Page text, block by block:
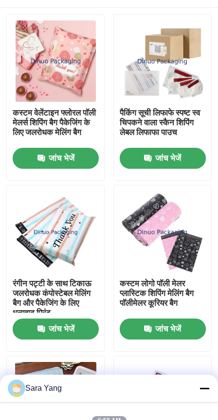
घर
उत्पादों
हमारे बारे में
कारखाना दौरा
गुणवत्ता नियंत्रण
हमसे संपर्क करें
मामले
कस्टम वेलेंटाइन फ्लोरल पॉली
मेलर्स शिपिंग बैग पैकेजिंग के
लिए जलरोधक मेलिंग बैग
जांच भेजें
पैकिंग सूची लिफाफे स्पष्ट स्व
चिपकने वाला स्कैन शिपिंग
लेबल लिफाफा पाउच
जांच भेजें
रंगीन पट्टी के साथ टिकाऊ
जलरोधक कंपोस्टेबल मेलिंग
बैग और पैकेजिंग के लिए
धन्यवाद प्रिंट
जांच भेजें
कस्टम लोगो पॉली मेलर
प्लास्टिक शिपिंग मेलिंग बैग
पॉलीमेलर कूरियर बैग
जांच भेजें
Sara Yang